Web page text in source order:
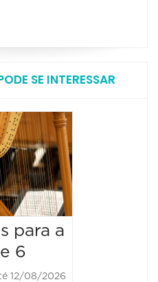
SE INTERESSAR
para a
6
12/08/2026